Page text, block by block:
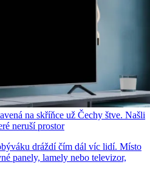
na skříňce už Čechy štve. Našli
neruší prostor
dráždí čím dál víc lidí. Místo
panely, lamely nebo televizor,